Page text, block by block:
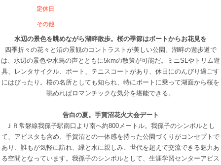
定休日
その他
水辺の景色を眺めながら湖畔散歩。桜の季節はボートからお花見を
四季折々の花々と沼の景観のコントラストが美しい公園。湖畔の遊歩道で
は、水辺の景色や水鳥の声とともに5kmの散策が可能だ。ミニSLやトリム遊
具、レンタサイクル、ボート、テニスコートがあり、休日にのんびり過ごす
にはぴったり。桜の名所としても知られ、特にボートに乗って湖面から桜を
眺めればロマンチックな気分を堪能できる。
告白の夏。手賀沼花火大会デート
ＪＲ常磐線我孫子駅南口より南へ約800メートル。我孫子のシンボルとし
て、アビスタも含め、手賀沼との一体感を持った公園づくりがコンセプトで
あり、誰もが気軽に訪れ、緑と水に親しみ、世代を超えて交流できる魅力あ
る空間となっています。我孫子のシンボルとして、生涯学習センターアビス